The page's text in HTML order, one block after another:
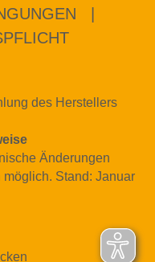
des Herstellers
Änderungen
Stand: Januar